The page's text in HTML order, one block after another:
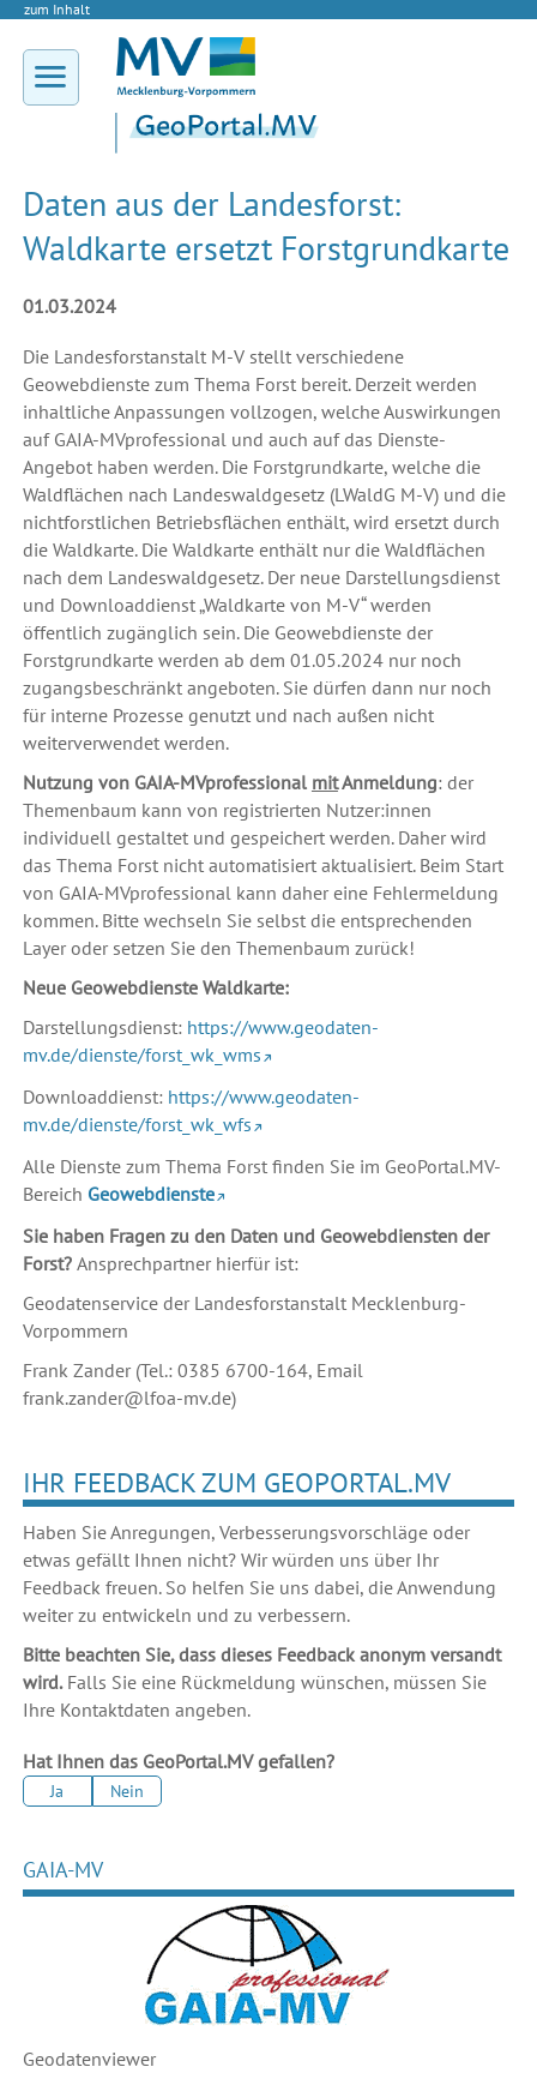
zum Inhalt
Daten aus der Landesforst:
Waldkarte ersetzt Forstgrundkarte
01.03.2024
Die Landesforstanstalt M-V stellt verschiedene
Geowebdienste zum Thema Forst bereit. Derzeit werden
inhaltliche Anpassungen vollzogen, welche Auswirkungen
auf GAIA-MVprofessional und auch auf das Dienste-
Angebot haben werden. Die Forstgrundkarte, welche die
Waldflächen nach Landeswaldgesetz (LWaldG M-V) und die
nichtforstlichen Betriebsflächen enthält, wird ersetzt durch
die Waldkarte. Die Waldkarte enthält nur die Waldflächen
nach dem Landeswaldgesetz. Der neue Darstellungsdienst
und Downloaddienst „Waldkarte von M-V“ werden
öffentlich zugänglich sein. Die Geowebdienste der
Forstgrundkarte werden ab dem 01.05.2024 nur noch
zugangsbeschränkt angeboten. Sie dürfen dann nur noch
für interne Prozesse genutzt und nach außen nicht
weiterverwendet werden.
Nutzung von GAIA-MVprofessional mitAnmeldung: der
Themenbaum kann von registrierten Nutzer:innen
individuell gestaltet und gespeichert werden. Daher wird
das Thema Forst nicht automatisiert aktualisiert. Beim Start
von GAIA-MVprofessional kann daher eine Fehlermeldung
kommen. Bitte wechseln Sie selbst die entsprechenden
Layer oder setzen Sie den Themenbaum zurück!
Neue Geowebdienste Waldkarte:
Darstellungsdienst: https://www.geodaten-
mv.de/dienste/forst_wk_wms
Downloaddienst: https://www.geodaten-
mv.de/dienste/forst_wk_wfs
Alle Dienste zum Thema Forst finden Sie im GeoPortal.MV-
Bereich Geowebdienste
Sie haben Fragen zu den Daten und Geowebdiensten der
Forst? Ansprechpartner hierfür ist:
Geodatenservice der Landesforstanstalt Mecklenburg-
Vorpommern
Frank Zander (Tel.: 0385 6700-164, Email
frank.zander@lfoa-mv.de)
IHR FEEDBACK ZUM GEOPORTAL.MV
Haben Sie Anregungen, Verbesserungsvorschläge oder
etwas gefällt Ihnen nicht? Wir würden uns über Ihr
Feedback freuen. So helfen Sie uns dabei, die Anwendung
weiter zu entwickeln und zu verbessern.
Bitte beachten Sie, dass dieses Feedback anonym versandt
wird.Falls Sie eine Rückmeldung wünschen, müssen Sie
Ihre Kontaktdaten angeben.
Hat Ihnen das GeoPortal.MV gefallen?
Ja Nein
GAIA-MV
Geodatenviewer